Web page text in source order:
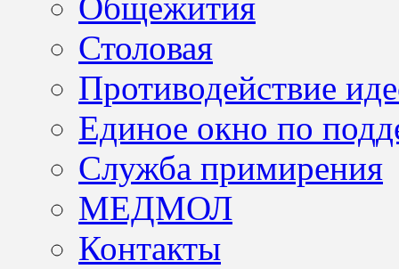
Общежития
Столовая
Противодействие
Единое окно по
Служба примирения
МЕДМОЛ
Контакты